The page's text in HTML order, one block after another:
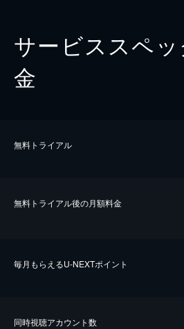
サービススペ
金
無料トライアル
無料トライアル後の⽉額料金
毎⽉もらえるU-NEXTポイント
同時視聴アカウント数